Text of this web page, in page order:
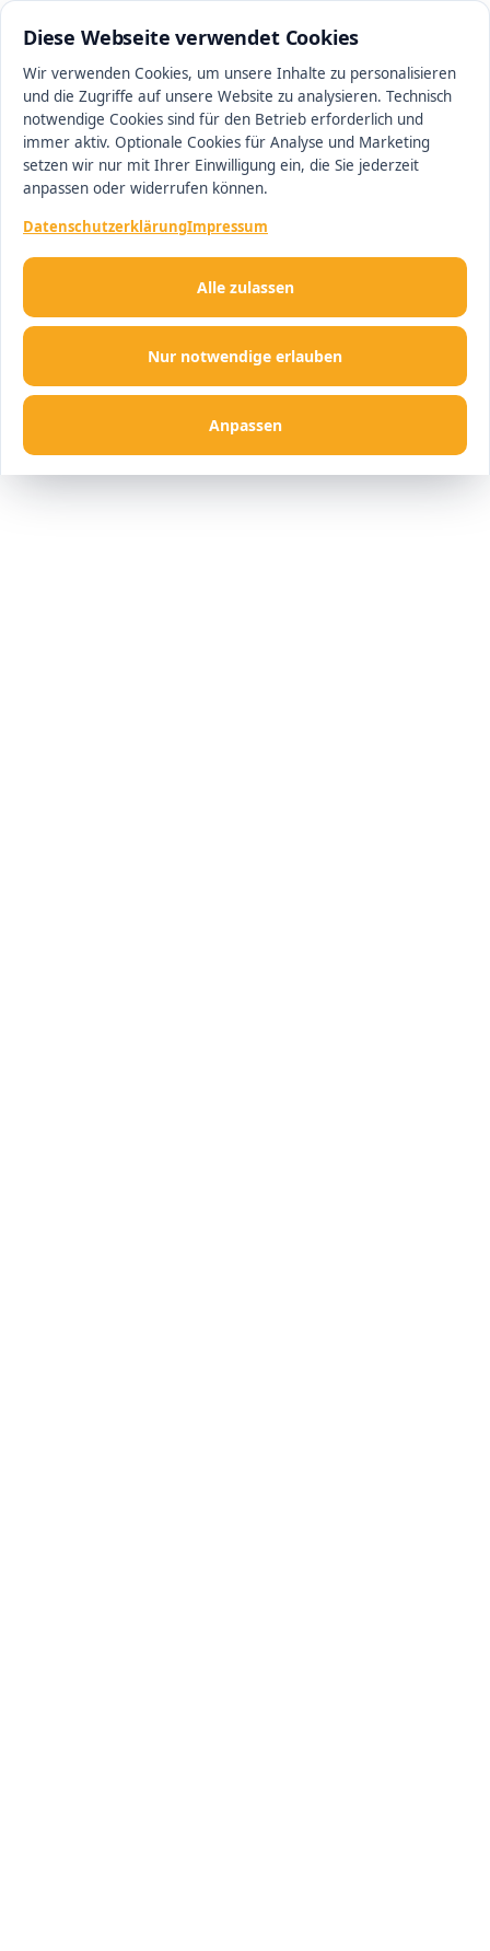
Diese Webseite verwendet Cookies
Wir verwenden Cookies, um unsere Inhalte zu personalisieren
und die Zugriffe auf unsere Website zu analysieren. Technisch
notwendige Cookies sind für den Betrieb erforderlich und
immer aktiv. Optionale Cookies für Analyse und Marketing
setzen wir nur mit Ihrer Einwilligung ein, die Sie jederzeit
anpassen oder widerrufen können.
DatenschutzerklärungImpressum
Nur notwendige erlauben
Anpassen
Alle zulassen